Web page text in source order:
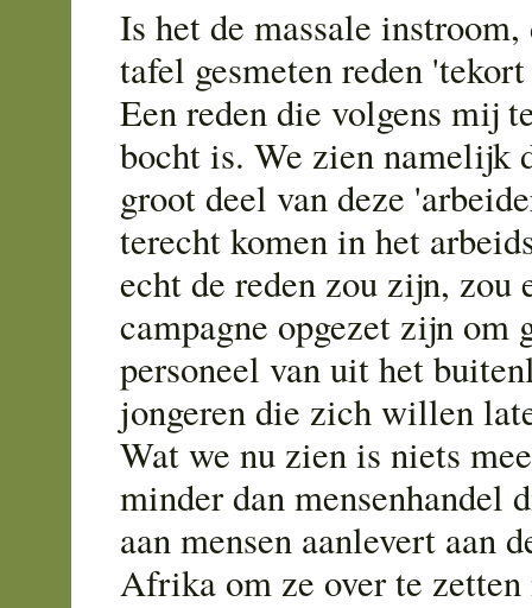
Is het de massale
tafel gesmeten reden
Een reden die volgens mij
bocht is. We zien namelijk
groot deel van deze
terecht komen in het
echt de reden zou zijn, zou
campagne opgezet zijn om
personeel van uit het
jongeren die zich willen
Wat we nu zien is niets
minder dan mensenhandel
aan mensen aanlevert aan
Afrika om ze over te zetten